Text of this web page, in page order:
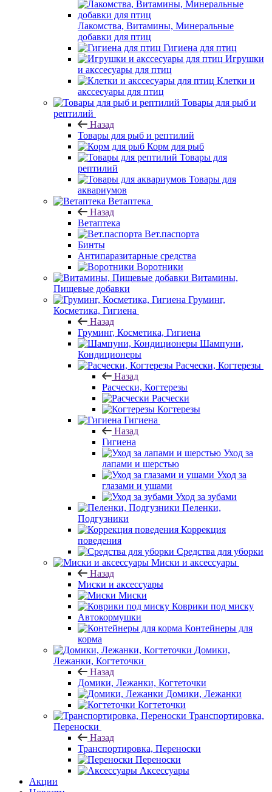
Лакомства, Витамины, Минеральные
добавки для птиц
Гигиена для птиц
Игрушки
и акссесуары для птиц
Клетки и
акссесуары для птиц
Товары для рыб и
рептилий
Назад
Товары для рыб и рептилий
Корм для рыб
Товары для
рептилий
Товары для
аквариумов
Ветаптека
Назад
Ветаптека
Вет.паспорта
Бинты
Антипаразитарные средства
Воротники
Витамины,
Пищевые добавки
Груминг,
Косметика, Гигиена
Назад
Груминг, Косметика, Гигиена
Шампуни,
Кондиционеры
Расчески, Когтерезы
Назад
Расчески, Когтерезы
Расчески
Когтерезы
Гигиена
Назад
Гигиена
Уход за
лапами и шерстью
Уход за
глазами и ушами
Уход за зубами
Пеленки,
Подгузники
Коррекция
поведения
Средства для уборки
Миски и аксессуары
Назад
Миски и аксессуары
Миски
Коврики под миску
Автокормушки
Контейнеры для
корма
Домики,
Лежанки, Когтеточки
Назад
Домики, Лежанки, Когтеточки
Домики, Лежанки
Когтеточки
Транспортировка,
Переноски
Назад
Транспортировка, Переноски
Переноски
Аксессуары
Акции